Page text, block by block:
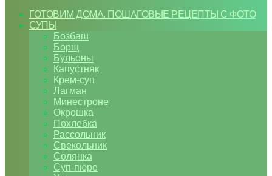
ГОТОВИМ ДОМА. ПОШАГОВЫЕ РЕЦЕПТЫ С ФОТО
СУПЫ
Бозбаш
Борщ
Бульоны
Капустняк
Крем-суп
Лагман
Минестроне
Окрошка
Похлебка
Рассольник
Свекольник
Солянка
Суп-пюре